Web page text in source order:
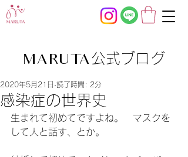
MARUTA公式ブログ
感染症の世界史
2020年5月21日 読了時間: 2分
生まれて初めてですよね。　マスクを
して人と話す、とか。